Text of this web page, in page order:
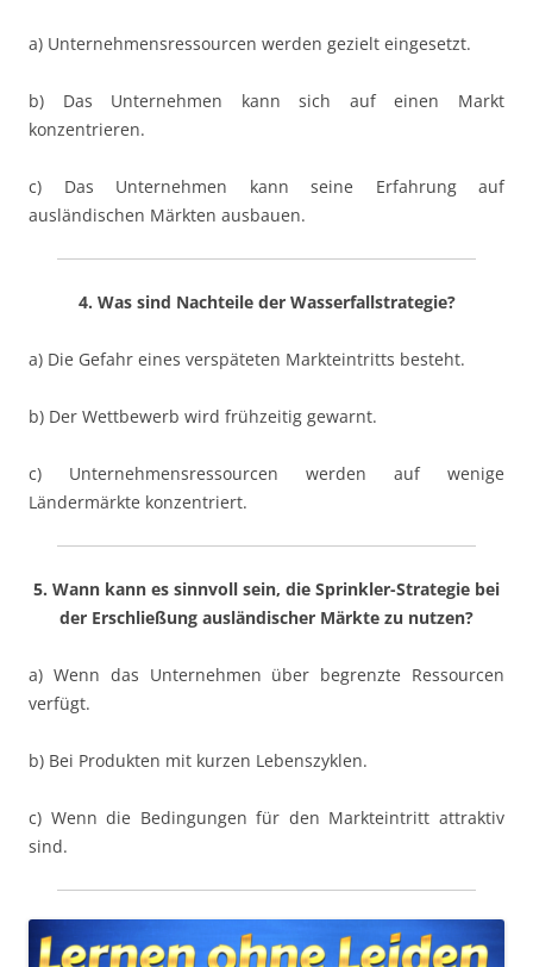
a) Unternehmensressourcen werden gezielt eingesetzt.
b) Das Unternehmen kann sich auf einen Markt
konzentrieren.
c) Das Unternehmen kann seine Erfahrung auf
ausländischen Märkten ausbauen.
4. Was sind Nachteile der Wasserfallstrategie?
a) Die Gefahr eines verspäteten Markteintritts besteht.
b) Der Wettbewerb wird frühzeitig gewarnt.
c) Unternehmensressourcen werden auf wenige
Ländermärkte konzentriert.
5. Wann kann es sinnvoll sein, die Sprinkler-Strategie bei
der Erschließung ausländischer Märkte zu nutzen?
a) Wenn das Unternehmen über begrenzte Ressourcen
verfügt.
b) Bei Produkten mit kurzen Lebenszyklen.
c) Wenn die Bedingungen für den Markteintritt attraktiv
sind.